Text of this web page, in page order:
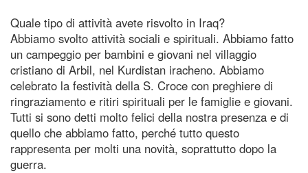
Quale tipo di attività avete risvolto in Iraq?
Abbiamo svolto attività sociali e spirituali. Abbiamo fatto
un campeggio per bambini e giovani nel villaggio
cristiano di Arbil, nel Kurdistan iracheno. Abbiamo
celebrato la festività della S. Croce con preghiere di
ringraziamento e ritiri spirituali per le famiglie e giovani.
Tutti si sono detti molto felici della nostra presenza e di
quello che abbiamo fatto, perché tutto questo
rappresenta per molti una novità, soprattutto dopo la
guerra.